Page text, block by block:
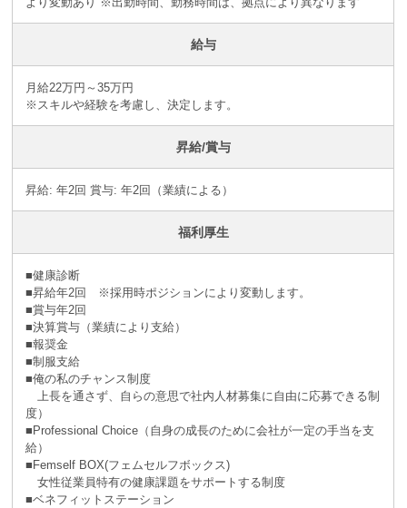
給与
月給22万円～35万円
※スキルや経験を考慮し、決定します。
昇給/賞与
昇給: 年2回 賞与: 年2回（業績による）
福利厚生
■健康診断
■昇給年2回 ※採⽤時ポジションにより変動します。
■賞与年2回
■決算賞与（業績により⽀給）
■報奨⾦
■制服支給
■俺の私のチャンス制度
上長を通さず、自らの意思で社内人材募集に自由に応募できる制
度）
■Professional Choice（自身の成長のために会社が⼀定の手当を支
給）
■Femself BOX(フェムセルフボックス)
女性従業員特有の健康課題をサポートする制度
■ベネフィットステーション